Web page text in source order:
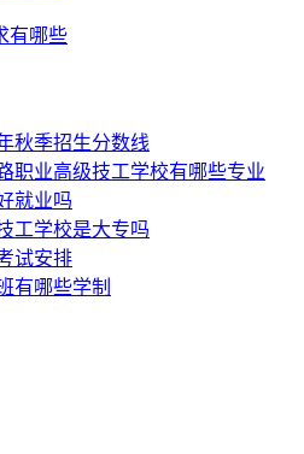
有哪些
秋季招生分数线
职业高级技工学校有哪些专业
就业吗
工学校是大专吗
试安排
有哪些学制